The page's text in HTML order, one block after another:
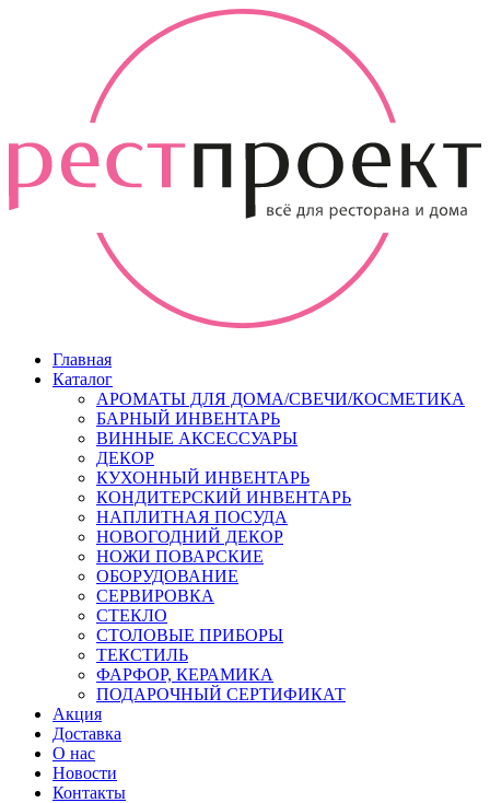
Главная
Каталог
АРОМАТЫ ДЛЯ ДОМА/СВЕЧИ/КОСМЕТИКА
БАРНЫЙ ИНВЕНТАРЬ
ВИННЫЕ АКСЕССУАРЫ
ДЕКОР
КУХОННЫЙ ИНВЕНТАРЬ
КОНДИТЕРСКИЙ ИНВЕНТАРЬ
НАПЛИТНАЯ ПОСУДА
НОВОГОДНИЙ ДЕКОР
НОЖИ ПОВАРСКИЕ
ОБОРУДОВАНИЕ
СЕРВИРОВКА
СТЕКЛО
СТОЛОВЫЕ ПРИБОРЫ
ТЕКСТИЛЬ
ФАРФОР, КЕРАМИКА
ПОДАРОЧНЫЙ СЕРТИФИКАТ
Акция
Доставка
О нас
Новости
Контакты